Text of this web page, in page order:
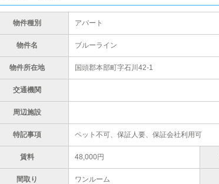
物件種別 アパート
物件名 ブルーライン
物件所在地 国頭郡本部町字石川42-1
交通機関
周辺施設
特記事項 ペット不可、保証人要、保証会社利用可
賃料 48,000円
間取り ワンルーム